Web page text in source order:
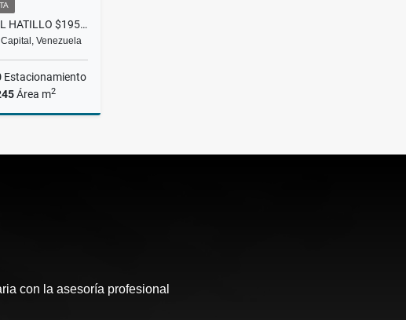
CASA EN VENTA EN EL HATILLO $195.000 RH
Venezuela
Estacionamiento
Área m2
con la asesoría profesional